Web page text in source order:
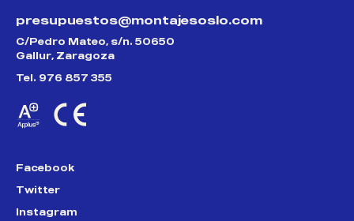
presupuestos@montajesoslo.com
C/Pedro Mateo, s/n. 50650
Gallur, Zaragoza
Tel. 976 857 355
Facebook
Twitter
Instagram